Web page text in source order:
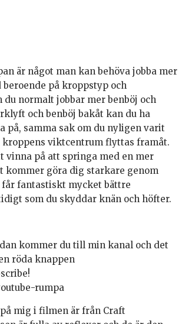
är något man kan behöva jobba mer
på kroppstyp och
du normalt jobbar mer benböj och
och benböj bakåt kan du ha
på, samma sak om du nyligen varit
kroppens viktcentrum flyttas framåt.
vinna på att springa med en mer
kommer göra dig starkare genom
får fantastiskt mycket bättre
som du skyddar knän och höfter.
kommer du till min kanal och det
röda knappen
mig i filmen är från Craft